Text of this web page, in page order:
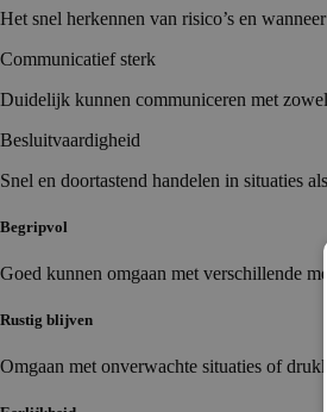
Het snel herkennen van risico’s en
Communicatief sterk
Duidelijk kunnen communiceren met
Besluitvaardigheid
Snel en doortastend handelen in situaties
Begripvol
Goed kunnen omgaan met verschillende
Rustig blijven
Omgaan met onverwachte situaties of